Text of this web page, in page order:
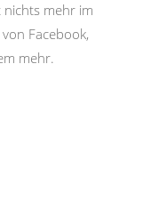
mehr im
Facebook,
mehr.